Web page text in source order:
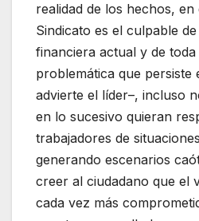
realidad de los hechos,
Sindicato es el culpable
financiera actual y de toda
problemática que persiste
advierte el líder–, incluso
en lo sucesivo quieran
trabajadores de
generando escenarios
creer al ciudadano que el
cada vez más